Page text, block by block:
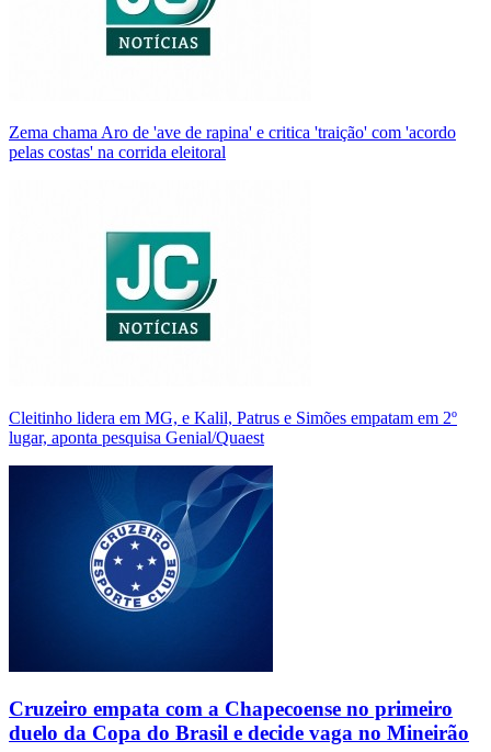
Zema chama Aro de 'ave de rapina' e critica 'traição' com 'acordo
pelas costas' na corrida eleitoral
Cleitinho lidera em MG, e Kalil, Patrus e Simões empatam em 2º
lugar, aponta pesquisa Genial/Quaest
Cruzeiro empata com a Chapecoense no primeiro
duelo da Copa do Brasil e decide vaga no Mineirão